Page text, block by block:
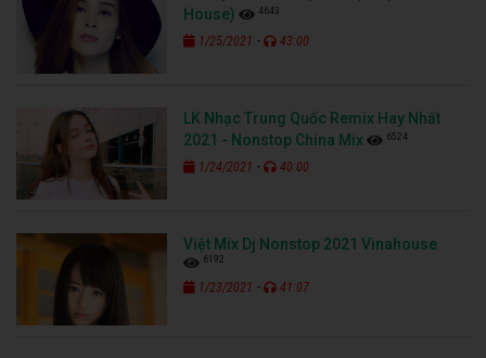
House)
4643
1/25/2021 - 43:00
LK Nhạc Trung Quốc Remix Hay Nhất
2021 - Nonstop China Mix
6524
1/24/2021 - 40:00
Việt Mix Dj Nonstop 2021 Vinahouse
6192
1/23/2021 - 41:07